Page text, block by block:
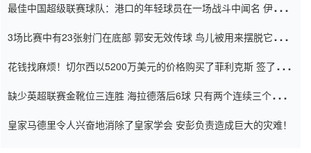
最佳中国超级联赛球队：港口的年轻球员在一场战斗中闻名 伊万放
3场比赛中有23张射门在底部 郭安无效传球 鸟儿被用来摆脱它
花钱找麻烦！切尔西以5200万美元的价格购买了菲利克斯 签了7年
缺少英超联赛金靴位三连胜 海拉德落后6球 只有两个连续三个连续
皇家马德里令人兴奋地消除了皇家学会 安彭负责造成巨大的灾难！